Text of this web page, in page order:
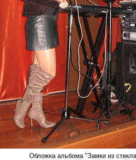
Обложка альбома "Замки из